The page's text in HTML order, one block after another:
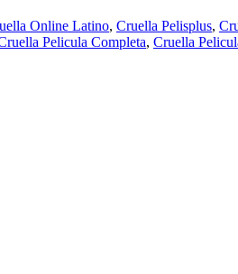
Online Latino, Cruella Pelisplus,
Pelicula Completa, Cruella